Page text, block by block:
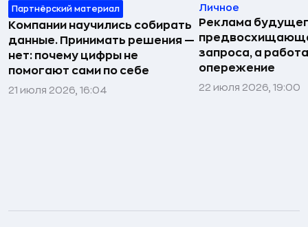
Партнёрский материал
Компании научились собирать
данные. Принимать решения —
нет: почему цифры не
помогают сами по себе
21 июля 2026, 16:04
Личное
Реклама
запроса, а
опережение
22 июля 2026, 19:00